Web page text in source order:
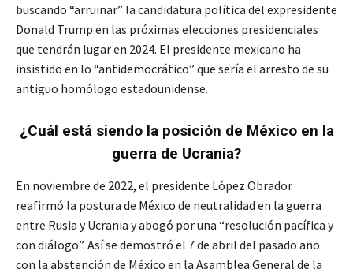
buscando “arruinar” la candidatura política del expresidente
Donald Trump en las próximas elecciones presidenciales
que tendrán lugar en 2024. El presidente mexicano ha
insistido en lo “antidemocrático” que sería el arresto de su
antiguo homólogo estadounidense.
¿Cuál está siendo la posición de México en la
guerra de Ucrania?
En noviembre de 2022, el presidente López Obrador
reafirmó la postura de México de neutralidad en la guerra
entre Rusia y Ucrania y abogó por una “resolución pacífica y
con diálogo”. Así se demostró el 7 de abril del pasado año
con la abstención de México en la Asamblea General de la